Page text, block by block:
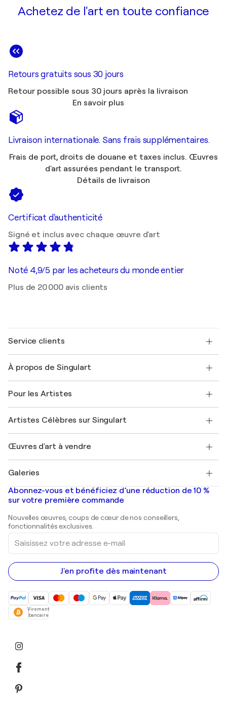
Achetez de l'art en toute confiance
Retours gratuits sous 30 jours
Retour possible sous 30 jours après la livraison
En savoir plus
Livraison internationale. Sans frais supplémentaires.
Frais de port, droits de douane et taxes inclus. Œuvres
d'art assurées pendant le transport.
Détails de livraison
Certificat d'authenticité
Signé et inclus avec chaque œuvre d'art
Noté 4,9/5 par les acheteurs du monde entier
Plus de 20 000 avis clients
Service clients
Expédition
Offrir une carte cadeau
Rejoignez notre programme commercial
Mon compte
+33 1 76 44 06 42
À propos de Singulart
FAQ
Magazine Singulart
Emplois
Découvrez une sélection d'art original
Pour les Artistes
Se connecter en tant qu'Artiste
Artistes Célèbres sur Singulart
Marc Chagall
Banksy
Mr. Brainwash
Shepard Fairey
Œuvres d'art à vendre
Tableaux abstraits à vendre
Peintures de paysage
Estampes
Peintures acryliques
Galeries
Galeries d'art en France
Galeries d'art en Belgique
Abonnez-vous et bénéficiez d’une réduction de 10 %
sur votre première commande
Nouvelles œuvres, coups de cœur de nos conseillers,
fonctionnalités exclusives.
Saisissez
votre
adresse
e-
mail
J'en profite dès maintenant
Virement
bancaire